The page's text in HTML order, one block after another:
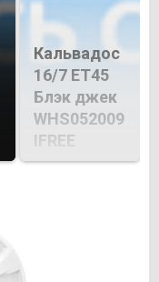
Кальвадос
16/7 ET45
Блэк джек
WHS052009
IFREE